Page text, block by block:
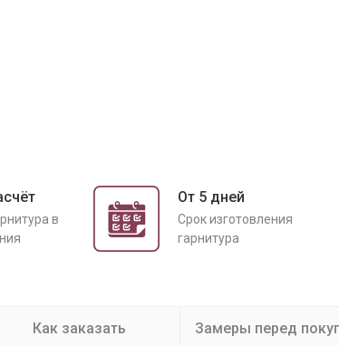
в
От 5 дней
Срок изготовления
гарнитура
Как заказать Замеры перед